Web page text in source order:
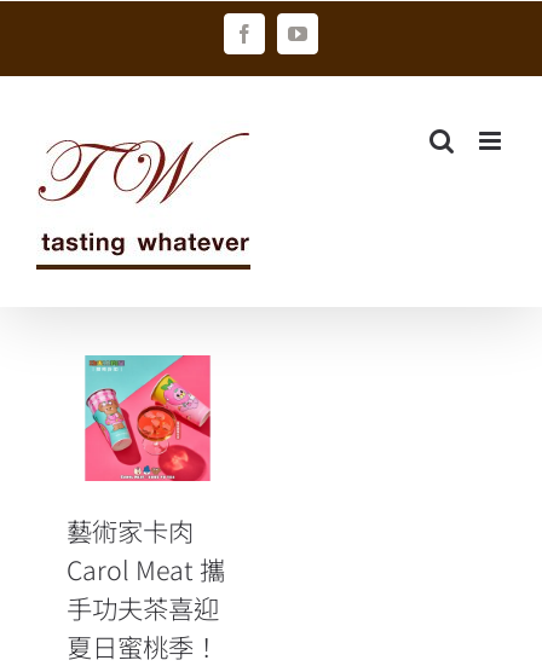
FacebookYouTube
藝術家卡肉
Carol Meat 攜
手功夫茶喜迎
藝術家卡肉
Carol Meat 攜
手功夫茶喜迎
夏日蜜桃季！